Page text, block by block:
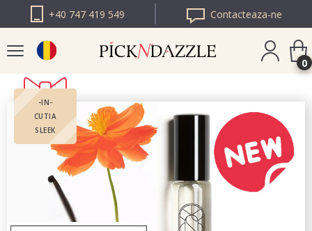
+40 747 419 549 Contacteaza-ne
PICK N DAZZLE
BULGARIA
PICK N DAZZLE
EUROPA
0
-IN-
CUTIA
SLEEK